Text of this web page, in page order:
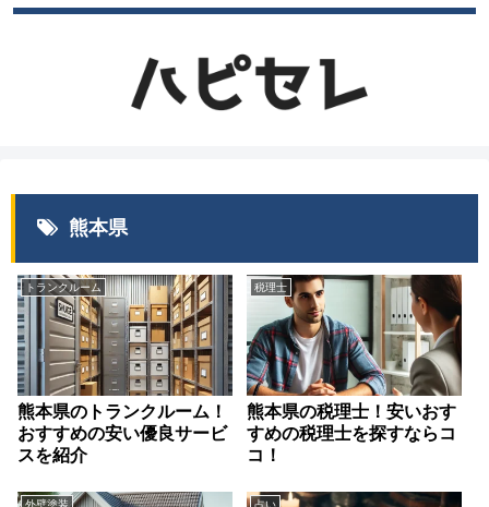
熊本県
トランクルーム
熊本県のトランクルーム！
おすすめの安い優良サービ
スを紹介
税理士
熊本県の税理士！安いおす
すめの税理士を探すならコ
コ！
外壁塗装 占い